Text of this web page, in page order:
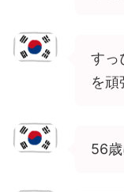
すっ
を頑
56